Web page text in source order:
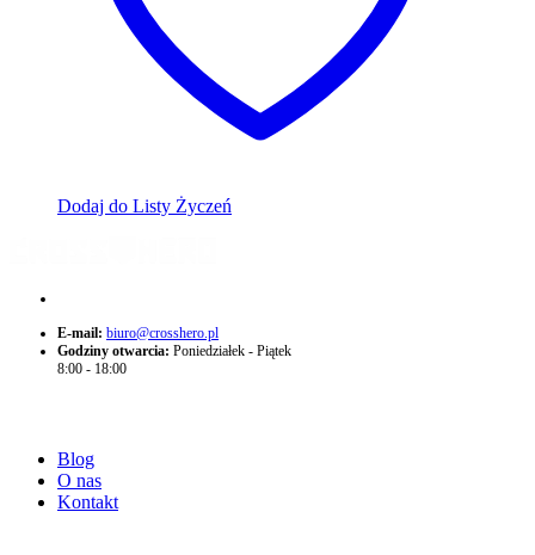
Dodaj do Listy Życzeń
E-mail: biuro@crosshero.pl
Godziny otwarcia: Poniedziałek - Piątek
8:00 - 18:00
Blog
O nas
Kontakt